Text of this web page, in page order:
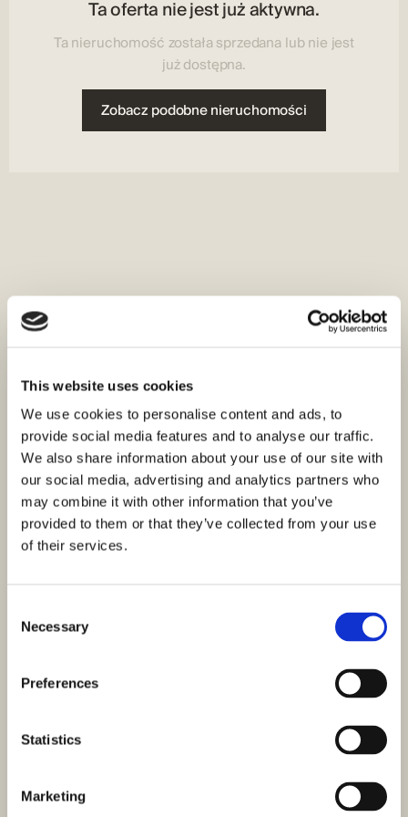
This website uses cookies
We use cookies to personalise content and ads, to
provide social media features and to analyse our traffic.
We also share information about your use of our site with
our social media, advertising and analytics partners who
may combine it with other information that you’ve
provided to them or that they’ve collected from your use
of their services.
Selection
Necessary
Preferences
Statistics
Marketing
Ta oferta nie jest już aktywna.
Ta nieruchomość została sprzedana lub nie jest
już dostępna.
Zobacz podobne nieruchomości